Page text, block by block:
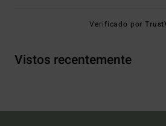
Verificado por
Vistos recentemente